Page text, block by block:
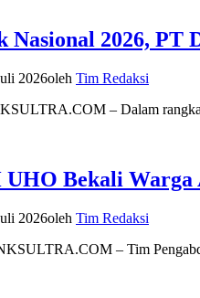
Nasional 2026, PT
2026oleh Tim Redaksi
– Dalam
UHO Bekali
2026oleh Tim Redaksi
– Tim